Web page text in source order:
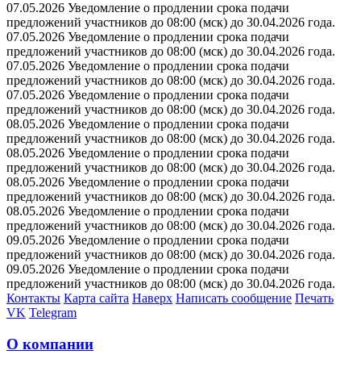
07.05.2026 Уведомление о продлении срока подачи
предложений участников до 08:00 (мск) до 30.04.2026 года.
07.05.2026 Уведомление о продлении срока подачи
предложений участников до 08:00 (мск) до 30.04.2026 года.
07.05.2026 Уведомление о продлении срока подачи
предложений участников до 08:00 (мск) до 30.04.2026 года.
07.05.2026 Уведомление о продлении срока подачи
предложений участников до 08:00 (мск) до 30.04.2026 года.
08.05.2026 Уведомление о продлении срока подачи
предложений участников до 08:00 (мск) до 30.04.2026 года.
08.05.2026 Уведомление о продлении срока подачи
предложений участников до 08:00 (мск) до 30.04.2026 года.
08.05.2026 Уведомление о продлении срока подачи
предложений участников до 08:00 (мск) до 30.04.2026 года.
08.05.2026 Уведомление о продлении срока подачи
предложений участников до 08:00 (мск) до 30.04.2026 года.
09.05.2026 Уведомление о продлении срока подачи
предложений участников до 08:00 (мск) до 30.04.2026 года.
09.05.2026 Уведомление о продлении срока подачи
предложений участников до 08:00 (мск) до 30.04.2026 года.
Контакты Карта сайта Наверх Написать сообщение Печать
VK Telegram
О компании